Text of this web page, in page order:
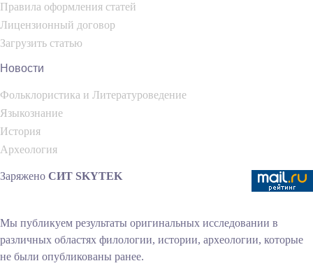
Правила оформления статей
Лицензионный договор
Загрузить статью
Новости
Фольклористика и Литературоведение
Языкознание
История
Археология
Заряжено СИТ SKYTEK
Мы публикуем результаты оригинальных исследовании в
различных областях филологии, истории, археологии, которые
не были опубликованы ранее.